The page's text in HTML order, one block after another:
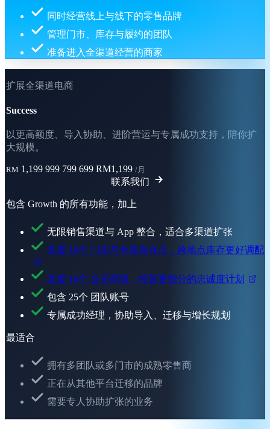
同时经营线上与线下的零售品牌
管理门市、库存与履约的团队
准备进入全渠道经营的商家
扩展全渠道电商
Success
以更高额度、导入协助、进阶营运与专属成功支持，陪你扩
大规模。
RM 1,199 999 799 699 RM1,199 /月
联系我们
包含 Growth 的所有功能，加上
无限销售渠道与 App 整合，适合多渠道扩张
支援 10个 门店与仓库库存点，跨地点库存更好调配
支援 10个 会员等级，经营更细分的忠诚度计划
包含 25个 团队账号
专属成功经理，协助导入、迁移与增长规划
最适合
拥有多团队或多门市的成熟零售商
正在从其他平台迁移的品牌
需要专人协助扩张的业务